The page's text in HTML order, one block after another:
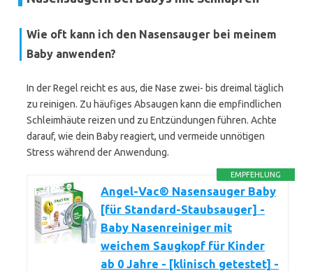
Wie oft kann ich den Nasensauger bei meinem
Baby anwenden?
In der Regel reicht es aus, die Nase zwei- bis dreimal täglich
zu reinigen. Zu häufiges Absaugen kann die empfindlichen
Schleimhäute reizen und zu Entzündungen führen. Achte
darauf, wie dein Baby reagiert, und vermeide unnötigen
Stress während der Anwendung.
EMPFEHLUNG
Angel-Vac® Nasensauger Baby
[für Standard-Staubsauger] -
Baby Nasenreiniger mit
weichem Saugkopf für Kinder
ab 0 Jahre - [klinisch getestet] -